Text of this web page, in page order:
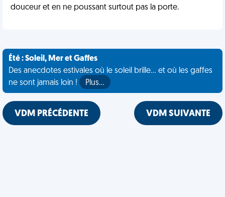
douceur et en ne poussant surtout pas la porte.
Été : Soleil, Mer et Gaffes
Des anecdotes estivales où le soleil brille... et où les gaffes
ne sont jamais loin !
Plus…
VDM PRÉCÉDENTE VDM SUIVANTE